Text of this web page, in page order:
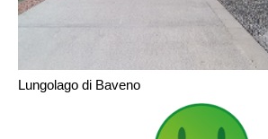
Lungolago di Baveno